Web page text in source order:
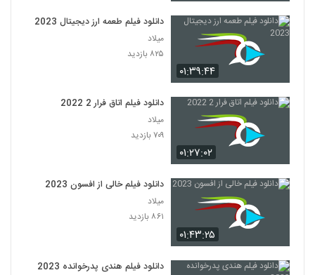
۰۱:۳۹:۴۴
دانلود فیلم طعمه ارز دیجیتال 2023
میلاد
۸۲۵ بازدید
۰۱:۲۷:۰۲
دانلود فیلم اتاق فرار 2 2022
میلاد
۷۰۹ بازدید
۰۱:۴۳:۲۵
دانلود فیلم خالی از افسون 2023
میلاد
۸۶۱ بازدید
دانلود فیلم هندی پدرخوانده 2023